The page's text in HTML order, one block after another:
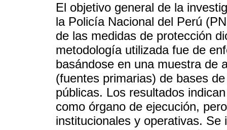
El objetivo general de la
la Policía Nacional del Perú
de las medidas de protección
metodología utilizada fue de
basándose en una muestra de
(fuentes primarias) de bases
públicas. Los resultados
como órgano de ejecución,
institucionales y operativas.